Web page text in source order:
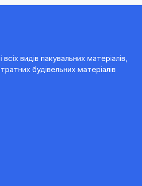
видів пакувальних матеріалів,
будівельних матеріалів